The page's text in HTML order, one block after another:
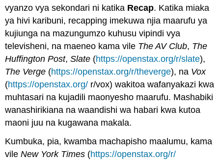
vyanzo vya sekondari ni katika Recap. Katika miaka
ya hivi karibuni, recapping imekuwa njia maarufu ya
kujiunga na mazungumzo kuhusu vipindi vya
televisheni, na maeneo kama vile The AV Club, The
Huffington Post,Slate (https://openstax.org/r/slate),
The Verge (https://openstax.org/r/theverge), na Vox
(https://openstax.org/ r/vox) wakitoa wafanyakazi kwa
muhtasari na kujadili maonyesho maarufu. Mashabiki
wanashirikiana na waandishi wa habari kwa kutoa
maoni juu na kugawana makala.
Kumbuka, pia, kwamba machapisho maalumu, kama
vileNew York Times (https://openstax.org/r/